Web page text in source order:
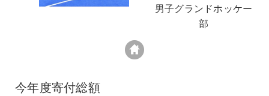
男子グランドホッケー
部
今年度寄付総額